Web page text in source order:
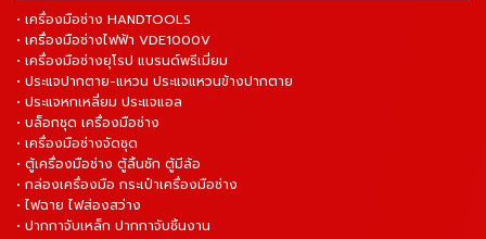
• เครื่องมือช่าง HANDTOOLS
• เครื่องมือช่างไฟฟ้า VDE1000V
• เครื่องมือช่างยุโรป แบรนด์พรีเมี่ยม
• ประแจปากตาย-แหวน ประแจแหวนข้างปากตาย
• ประแจหกเหลี่ยม ประแจแอล
• บล็อกชุด เครื่องมือช่าง
• เครื่องมือช่างจัดชุด
• ตู้เครื่องมือช่าง ตู้ลิ้นชัก ตู้มีล้อ
• กล่องเครื่องมือ กระเป๋าเครื่องมือช่าง
• ไฟฉาย ไฟส่องสว่าง
• ปากกาจับเหล็ก ปากกาจับชิ้นงาน